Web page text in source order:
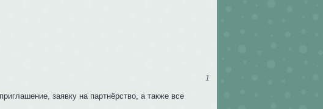
1
заявку на партнёрство, а также все